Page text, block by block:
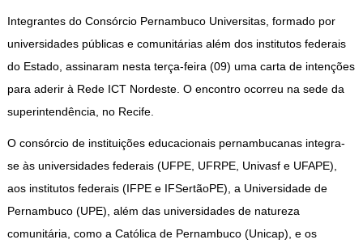
Integrantes do Consórcio Pernambuco Universitas, formado por
universidades públicas e comunitárias além dos institutos federais
do Estado, assinaram nesta terça-feira (09) uma carta de intenções
para aderir à Rede ICT Nordeste. O encontro ocorreu na sede da
superintendência, no Recife.
O consórcio de instituições educacionais pernambucanas integra-
se às universidades federais (UFPE, UFRPE, Univasf e UFAPE),
aos institutos federais (IFPE e IFSertãoPE), a Universidade de
Pernambuco (UPE), além das universidades de natureza
comunitária, como a Católica de Pernambuco (Unicap), e os